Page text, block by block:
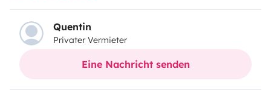
assises
4 vrais couchages: 1 grand lit de 160x190 + 1 lit dans
toit Pop-Up 130x190
Parfait pour partir en famille
permet de charger deux vélos, une moto ou un scooter
Quentin
Privater Vermieter
Eine Nachricht senden